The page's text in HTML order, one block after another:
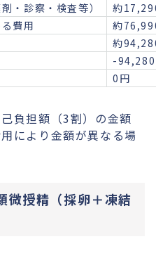
・診察・検査等）
約
費用
約
約
-
0円
負担額（3割）の金額
により金額が異なる場
微授精（採卵＋凍結